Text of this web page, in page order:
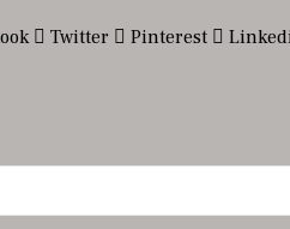
Twitter Pinterest